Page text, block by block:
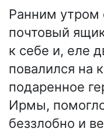
Ранним утром
почтовый
к себе и, еле
повалился на
подаренное
Ирмы,
беззлобно и